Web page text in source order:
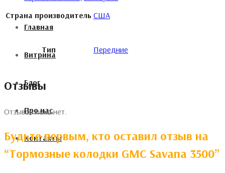
Главная
Витрина
Блог
Про нас
Контакты
Страна производитель США
Тип Передние
Отзывы
Отзывов пока нет.
Будьте первым, кто оставил отзыв на
“Тормозные колодки GMC Savana 3500”